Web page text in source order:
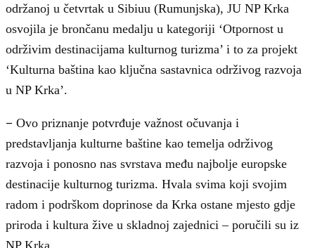
održanoj u četvrtak u Sibiuu (Rumunjska), JU NP Krka
osvojila je brončanu medalju u kategoriji ‘Otpornost u
održivim destinacijama kulturnog turizma’ i to za projekt
‘Kulturna baština kao ključna sastavnica održivog razvoja
u NP Krka’.
– Ovo priznanje potvrđuje važnost očuvanja i
predstavljanja kulturne baštine kao temelja održivog
razvoja i ponosno nas svrstava među najbolje europske
destinacije kulturnog turizma. Hvala svima koji svojim
radom i podrškom doprinose da Krka ostane mjesto gdje
priroda i kultura žive u skladnoj zajednici – poručili su iz
NP Krka.